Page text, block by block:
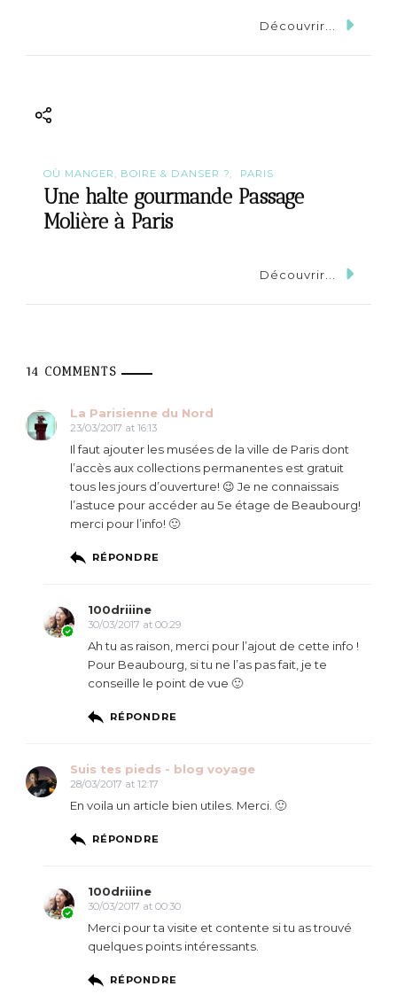
Découvrir...
OÙ MANGER, BOIRE & DANSER ? PARIS
Une halte gourmande Passage
Molière à Paris
Découvrir...
14 COMMENTS
La Parisienne du Nord
23/03/2017 at 16:13
Il faut ajouter les musées de la ville de Paris dont
l’accès aux collections permanentes est gratuit
tous les jours d’ouverture! 😉 Je ne connaissais
l’astuce pour accéder au 5e étage de Beaubourg!
merci pour l’info! 🙂
RÉPONDRE
100driiine
30/03/2017 at 00:29
Ah tu as raison, merci pour l’ajout de cette info !
Pour Beaubourg, si tu ne l’as pas fait, je te
conseille le point de vue 🙂
RÉPONDRE
Suis tes pieds - blog voyage
28/03/2017 at 12:17
En voila un article bien utiles. Merci. 🙂
RÉPONDRE
100driiine
30/03/2017 at 00:30
Merci pour ta visite et contente si tu as trouvé
quelques points intéressants.
RÉPONDRE